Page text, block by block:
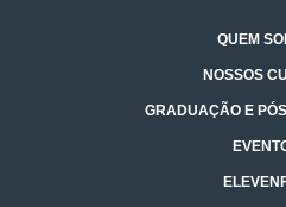
QUEM
NOSSOS
GRADUAÇÃO E